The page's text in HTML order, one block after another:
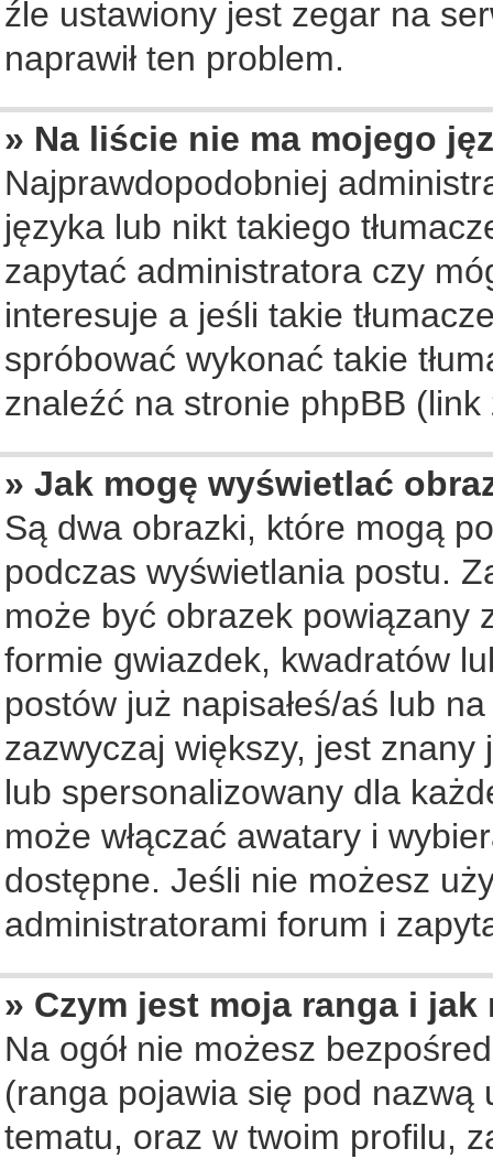
źle ustawiony jest zegar na
naprawił ten problem.
» Na liście nie ma mojego
Najprawdopodobniej
języka lub nikt takiego
zapytać administratora czy
interesuje a jeśli takie
spróbować wykonać takie
znaleźć na stronie phpBB
» Jak mogę wyświetlać
Są dwa obrazki, które mogą
podczas wyświetlania postu.
może być obrazek powiązany
formie gwiazdek, kwadratów
postów już napisałeś/aś lub
zazwyczaj większy, jest
lub spersonalizowany dla
może włączać awatary i
dostępne. Jeśli nie możesz
administratorami forum i
» Czym jest moja ranga i
Na ogół nie możesz
(ranga pojawia się pod
tematu, oraz w twoim profilu,